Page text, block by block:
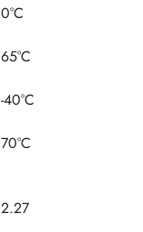
0°C
65°C
-40°C
70°C
2.27